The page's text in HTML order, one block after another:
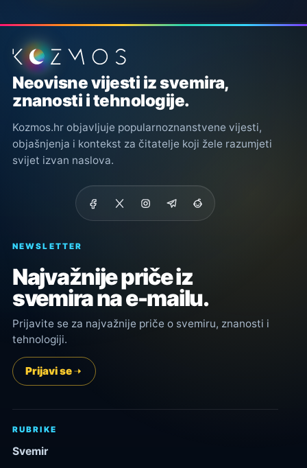
Podnožje stranice
Neovisne vijesti iz svemira,
znanosti i tehnologije.
Kozmos.hr objavljuje popularnoznanstvene vijesti,
objašnjenja i kontekst za čitatelje koji žele razumjeti
svijet izvan naslova.
NEWSLETTER
Najvažnije priče iz
svemira na e-mailu.
Prijavite se za najvažnije priče o svemiru, znanosti i
tehnologiji.
Prijavi se
RUBRIKE
Svemir